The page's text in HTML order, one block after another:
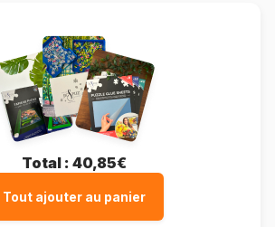
Total : 40,85€
Tout ajouter au panier